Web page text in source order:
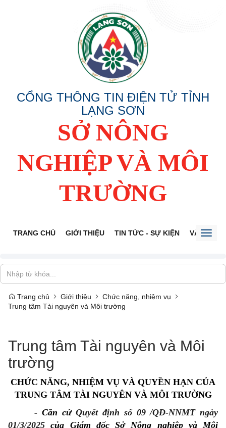
CỔNG THÔNG TIN ĐIỆN TỬ TỈNH
LẠNG SƠN
SỞ NÔNG
NGHIỆP VÀ MÔI
TRƯỜNG
TRANG CHỦ GIỚI THIỆU TIN TỨC - SỰ KIỆN VĂN BẢN
Trang chủ Giới thiệu
Chức năng, nhiệm vụ
Trung tâm Tài nguyên và Môi trường
Trung tâm Tài nguyên và Môi
trường
CHỨC NĂNG, NHIỆM VỤ VÀ QUYỀN HẠN CỦA
TRUNG TÂM TÀI NGUYÊN VÀ MÔI TRƯỜNG
- Căn cứQuyết định số 09 /QĐ-NNMT ngày
01/3/2025 của Giám đốc Sở Nông nghiệp và Môi